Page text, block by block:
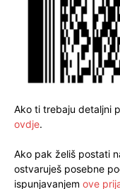
Ako ti trebaju detaljni
ovdje.
Ako pak želiš postati
ostvaruješ posebne
ispunjavanjem ove